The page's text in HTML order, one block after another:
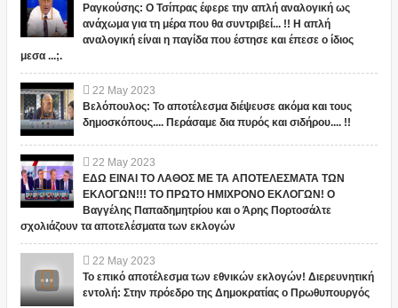
Ραγκούσης: Ο Τσίπρας έφερε την απλή αναλογική ως
ανάχωμα για τη μέρα που θα συντριβεί... !! Η απλή
αναλογική είναι η παγίδα που έστησε και έπεσε ο ίδιος
μεσα ...;.
22 May 2023
Βελόπουλος: Το αποτέλεσμα διέψευσε ακόμα και τους
δημοσκόπους.... Περάσαμε δια πυρός και σιδήρου.... !!
22 May 2023
ΕΔΩ ΕΙΝΑΙ ΤΟ ΛΑΘΟΣ ΜΕ ΤΑ ΑΠΟΤΕΛΕΣΜΑΤΑ ΤΩΝ
ΕΚΛΟΓΩΝ!!! ΤΟ ΠΡΩΤΟ ΗΜΙΧΡΟΝΟ ΕΚΛΟΓΩΝ! Ο
Βαγγέλης Παπαδημητρίου και ο Άρης Πορτοσάλτε
σχολιάζουν τα αποτελέσματα των εκλογών
22 May 2023
Το επικό αποτέλεσμα των εθνικών εκλογών! Διερευνητική
εντολή: Στην πρόεδρο της Δημοκρατίας ο Πρωθυπουργός